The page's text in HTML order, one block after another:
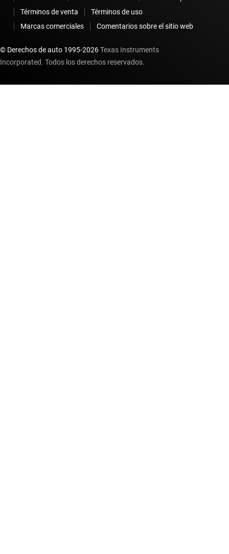
Términos de venta
Términos de uso
Marcas comerciales
Comentarios sobre el sitio web
© Derechos de auto 1995-2026Texas Instruments
Incorporated. Todos los derechos reservados.